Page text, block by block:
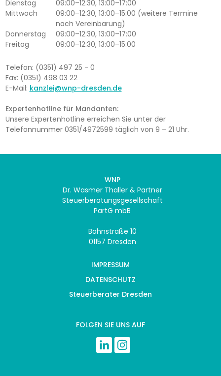
Dienstag
09:00–12:30, 13:00–17:00
Mittwoch
09:00–12:30, 13:00–15:00 (weitere Termine
nach Vereinbarung)
Donnerstag
09:00–12:30, 13:00–17:00
Freitag
09:00–12:30, 13:00–15:00
Telefon: (0351) 497 25 - 0
Fax: (0351) 498 03 22
E-Mail: kanzlei@wnp-dresden.de
Expertenhotline für Mandanten:
Unsere Expertenhotline erreichen Sie unter der
Telefonnummer 0351/4972599 täglich von 9 – 21 Uhr.
WNP
Dr. Wasmer Thaller & Partner
Steuerberatungsgesellschaft
PartG mbB
Bahnstraße 10
01157 Dresden
IMPRESSUM
DATENSCHUTZ
Steuerberater Dresden
FOLGEN SIE UNS AUF